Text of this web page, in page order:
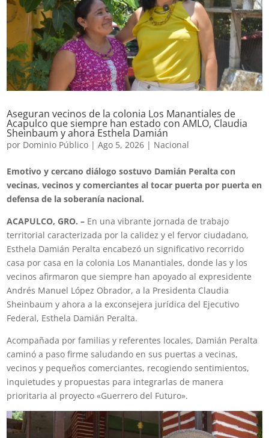
Aseguran vecinos de la colonia Los Manantiales de
Acapulco que siempre han estado con AMLO, Claudia
Sheinbaum y ahora Esthela Damián
por Dominio Público |Ago 5, 2026 | Nacional
Emotivo y cercano diálogo sostuvo Damián Peralta con
vecinas, vecinos y comerciantes al tocar puerta por puerta en
defensa de la soberanía nacional.
ACAPULCO, GRO. – En una vibrante jornada de trabajo
territorial caracterizada por la calidez y el fervor ciudadano,
Esthela Damián Peralta encabezó un significativo recorrido
casa por casa en la colonia Los Manantiales, donde las y los
vecinos afirmaron que siempre han apoyado al expresidente
Andrés Manuel López Obrador, a la Presidenta Claudia
Sheinbaum y ahora a la exconsejera jurídica del Ejecutivo
Federal, Esthela Damián Peralta.
Acompañada por familias y referentes locales, Damián Peralta
caminó a paso firme saludando en sus puertas a vecinas,
vecinos y pequeños comerciantes, recogiendo sentimientos,
inquietudes y propuestas para integrarlas de manera
prioritaria al proyecto «Guerrero del Futuro».